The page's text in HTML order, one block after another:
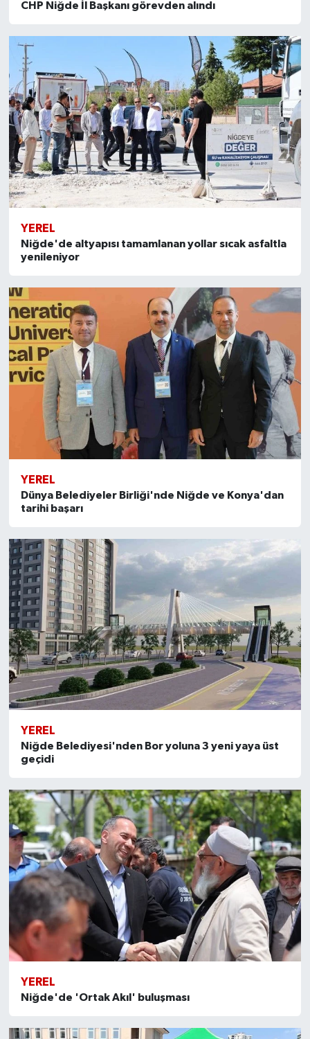
CHP Niğde İl Başkanı görevden alındı
YEREL
Niğde'de altyapısı tamamlanan yollar sıcak asfaltla
yenileniyor
YEREL
Dünya Belediyeler Birliği'nde Niğde ve Konya'dan
tarihi başarı
YEREL
Niğde Belediyesi'nden Bor yoluna 3 yeni yaya üst
geçidi
YEREL
Niğde'de 'Ortak Akıl' buluşması